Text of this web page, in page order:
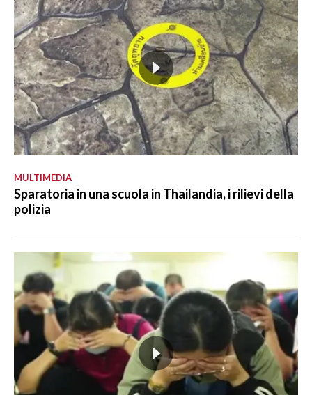
MULTIMEDIA
Sparatoria in una scuola in Thailandia, i rilievi della
polizia